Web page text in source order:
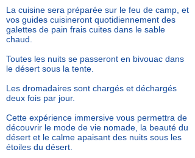
La cuisine sera préparée sur le feu de camp, et
vos guides cuisineront quotidiennement des
galettes de pain frais cuites dans le sable
chaud.
Toutes les nuits se passeront en bivouac dans
le désert sous la tente.
Les dromadaires sont chargés et déchargés
deux fois par jour.
Cette expérience immersive vous permettra de
découvrir le mode de vie nomade, la beauté du
désert et le calme apaisant des nuits sous les
étoiles du désert.